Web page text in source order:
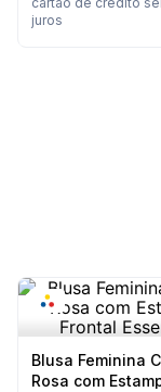
juros
Blusa Feminina
Rosa com